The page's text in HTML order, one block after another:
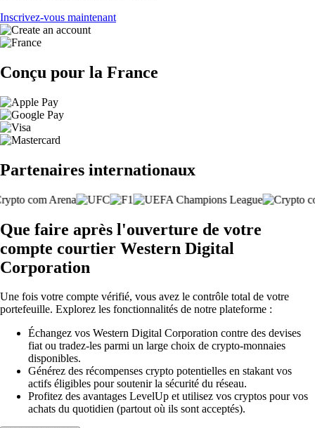
Inscrivez-vous maintenant
Conçu pour la France
Partenaires internationaux
Que faire après l'ouverture de votre
compte courtier Western Digital
Corporation
Une fois votre compte vérifié, vous avez le contrôle total de votre
portefeuille. Explorez les fonctionnalités de notre plateforme :
Échangez vos Western Digital Corporation contre des devises
fiat ou tradez-les parmi un large choix de crypto-monnaies
disponibles.
Générez des récompenses crypto potentielles en stakant vos
actifs éligibles pour soutenir la sécurité du réseau.
Profitez des avantages LevelUp et utilisez vos cryptos pour vos
achats du quotidien (partout où ils sont acceptés).